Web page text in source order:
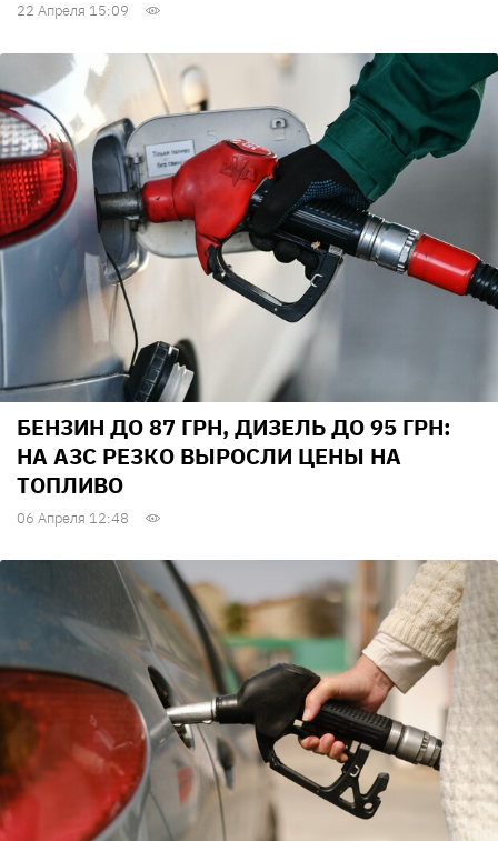
22 Апреля 15:09
БЕНЗИН ДО 87 ГРН, ДИЗЕЛЬ ДО 95 ГРН:
НА АЗС РЕЗКО ВЫРОСЛИ ЦЕНЫ НА
ТОПЛИВО
06 Апреля 12:48